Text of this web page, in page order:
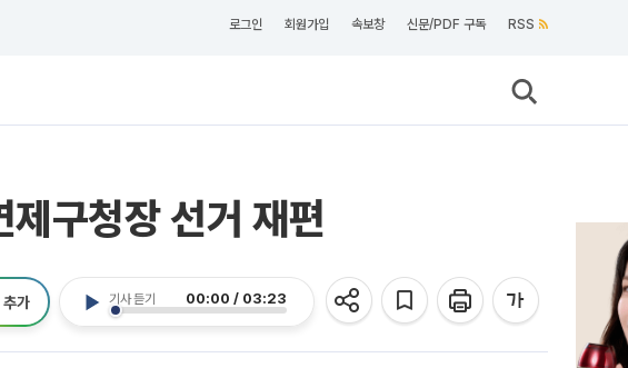
로그인 회원가입 속보창 신문/PDF 구독 RSS
구청장 선거 재편
기사 듣기 00:00 / 03:23
추가